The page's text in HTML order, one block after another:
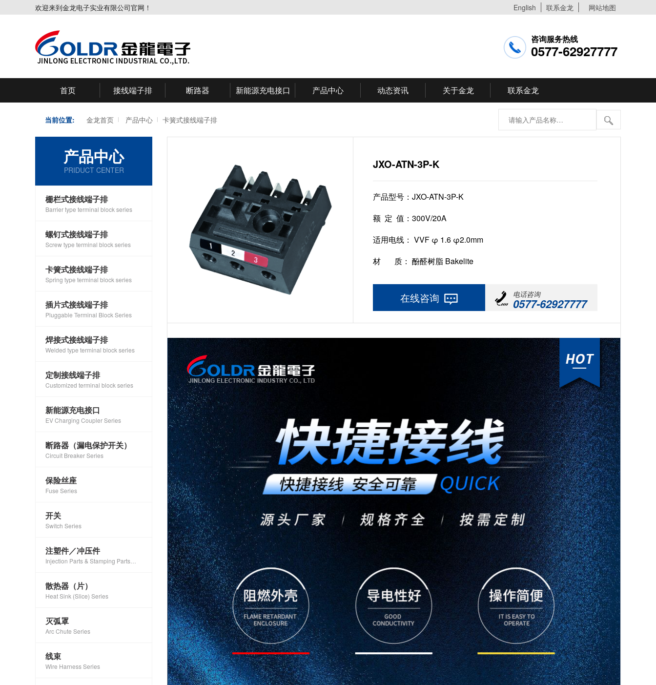
欢迎来到金龙电子实业有限公司官网！ English 联系金龙 网站地图
咨询服务热线
0577-62927777
首页 接线端子排 断路器 新能源充电接口 产品中心 动态资讯 关于金龙 联系金龙
当前位置: 金龙首页 产品中心 卡簧式接线端子排
产品中心
PRIDUCT CENTER
栅栏式接线端子排
Barrier type terminal block series
螺钉式接线端子排
Screw type terminal block series
卡簧式接线端子排
Spring type terminal block series
插片式接线端子排
Pluggable Terminal Block Series
焊接式接线端子排
Welded type terminal block series
定制接线端子排
Customized terminal block series
新能源充电接口
EV Charging Coupler Series
断路器（漏电保护开关）
Circuit Breaker Series
保险丝座
Fuse Series
开关
Switch Series
注塑件／冲压件
Injection Parts & Stamping Parts
散热器（片）
Heat Sink (Slice) Series
灭弧罩
Arc Chute Series
线束
Wire Harness Series
JXO-ATN-3P-K
产品型号： JXO-ATN-3P-K
额 定 值： 300V/20A
适用电线： VVF φ 1.6 φ2.0mm
材 质： 酚醛树脂 Bakelite
在线咨询 电话咨询
0577-62927777